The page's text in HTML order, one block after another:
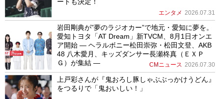
エンタメ 2026.07.31
岩田剛典が”夢のラジオカー”で地元・愛知に夢を。
愛知トヨタ「AT Dream」新TVCM、8月1日オンエ
ア開始 ― ヘラルボニー松田崇弥・松田文登、AKB
48 八木愛月、キッズダンサー長瀬柊真（ＥＸＰ
Ｇ）が集結 ―
CMニュース 2026.07.30
上戸彩さんが『鬼おろし豚しゃぶぶっかけうどん』
をつるりで「鬼おいしい！」